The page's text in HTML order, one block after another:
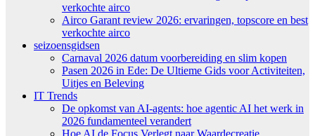
verkochte airco
Airco Garant review 2026: ervaringen, topscore en best
verkochte airco
seizoensgidsen
Carnaval 2026 datum voorbereiding en slim kopen
Pasen 2026 in Ede: De Ultieme Gids voor Activiteiten,
Uitjes en Beleving
IT Trends
De opkomst van AI-agents: hoe agentic AI het werk in
2026 fundamenteel verandert
Hoe AI de Focus Verlegt naar Waardecreatie